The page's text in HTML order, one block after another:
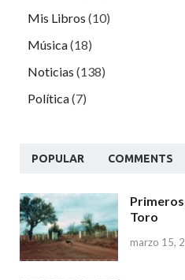
Mis Libros (10)
Música(18)
Noticias (138)
Política(7)
POPULAR COMMENTS
Toro
marzo 15,